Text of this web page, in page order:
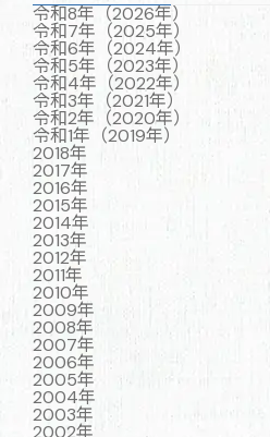
令和8年（2026年）
令和7年（2025年）
令和6年（2024年）
令和5年（2023年）
令和4年（2022年）
令和3年（2021年）
令和2年（2020年）
令和1年（2019年）
2018年
2017年
2016年
2015年
2014年
2013年
2012年
2011年
2010年
2009年
2008年
2007年
2006年
2005年
2004年
2003年
2002年